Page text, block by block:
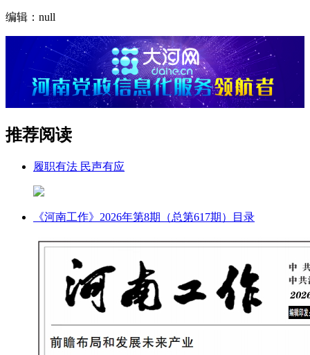
编辑：null
推荐阅读
履职有法 民声有应
《河南工作》2026年第8期（总第617期）目录